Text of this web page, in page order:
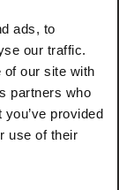
ads, to
our traffic.
of our site with
partners who
provided
use of their